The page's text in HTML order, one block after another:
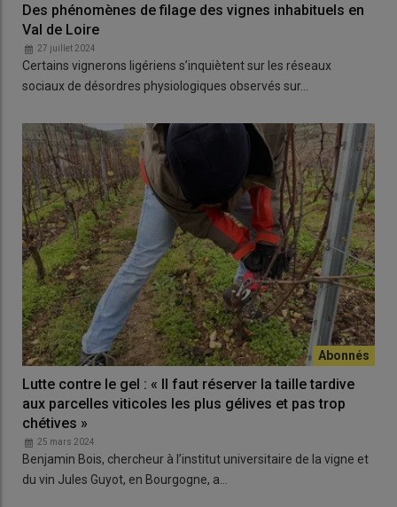
Des phénomènes de filage des vignes inhabituels en
Val de Loire
27 juillet 2024
Certains vignerons ligériens s’inquiètent sur les réseaux
sociaux de désordres physiologiques observés sur…
Lutte contre le gel : « Il faut réserver la taille tardive
aux parcelles viticoles les plus gélives et pas trop
chétives »
25 mars 2024
Benjamin Bois, chercheur à l’institut universitaire de la vigne et
du vin Jules Guyot, en Bourgogne, a…